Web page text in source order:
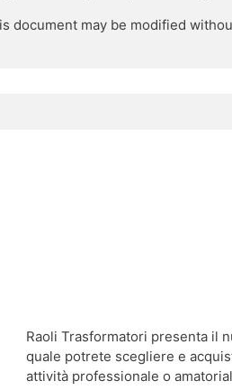
document may be modified
Raoli Trasformatori presenta il
quale potrete scegliere e
attività professionale o